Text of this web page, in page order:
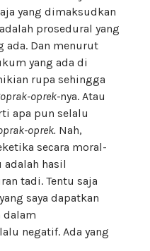
yang dimaksudkan
prosedural yang
ada. Dan menurut
yang ada di
rupa sehingga
oprek-nya. Atau
apa pun selalu
oprek. Nah,
secara moral-
hasil
tadi. Tentu saja
saya dapatkan
dalam
negatif. Ada yang